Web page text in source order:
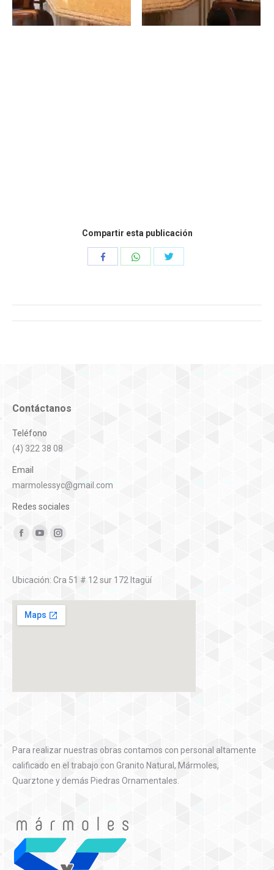
Compartir esta publicación
Compartir CompartirCompartir
Navegación
proyectos
Contáctanos
Teléfono
(4) 322 38 08
Email
marmolessyc@gmail.com
Redes sociales
Encuéntranos en:
Facebook
YouTubeInstagram
Ubicación: Cra 51 # 12 sur 172 Itagüí
Para realizar nuestras obras contamos con personal altamente
calificado en el trabajo con Granito Natural, Mármoles,
Quarztone y demás Piedras Ornamentales.